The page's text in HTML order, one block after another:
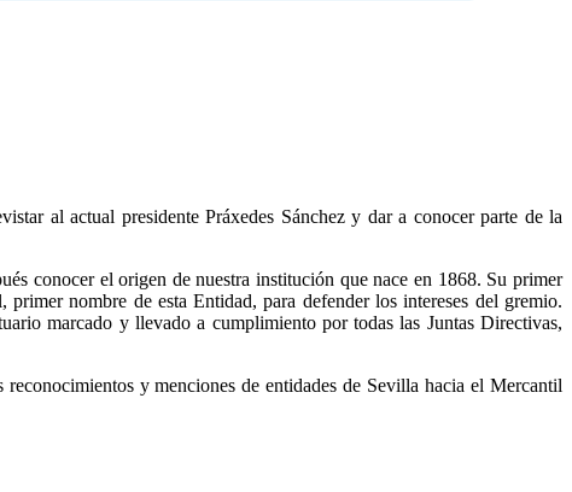
al actual presidente Práxedes Sánchez y dar a conocer parte de la
conocer el origen de nuestra institución que nace en 1868. Su primer
nombre de esta Entidad, para defender los intereses del gremio.
marcado y llevado a cumplimiento por todas las Juntas Directivas,
y menciones de entidades de Sevilla hacia el Mercantil